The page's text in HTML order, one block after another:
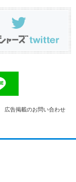
広告掲載のお問い合わせ